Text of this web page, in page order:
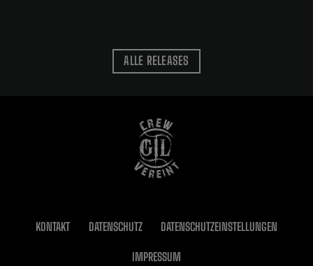
ALLE RELEASES
KONTAKT DATENSCHUTZ DATENSCHUTZEINSTELLUNGEN
IMPRESSUM